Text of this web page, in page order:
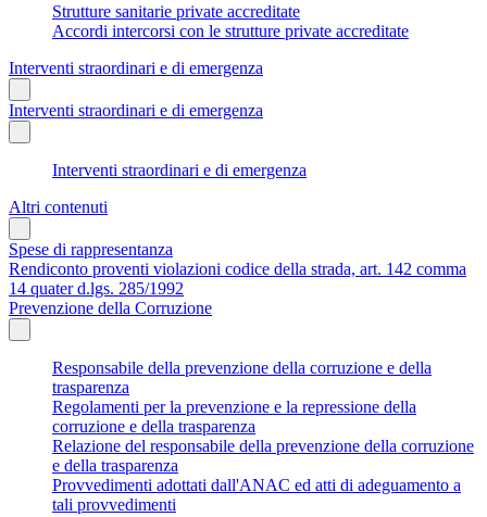
Strutture sanitarie private accreditate
Accordi intercorsi con le strutture private accreditate
Interventi straordinari e di emergenza
Interventi straordinari e di emergenza
Interventi straordinari e di emergenza
Altri contenuti
Spese di rappresentanza
Rendiconto proventi violazioni codice della strada, art. 142 comma
14 quater d.lgs. 285/1992
Prevenzione della Corruzione
Responsabile della prevenzione della corruzione e della
trasparenza
Regolamenti per la prevenzione e la repressione della
corruzione e della trasparenza
Relazione del responsabile della prevenzione della corruzione
e della trasparenza
Provvedimenti adottati dall'ANAC ed atti di adeguamento a
tali provvedimenti